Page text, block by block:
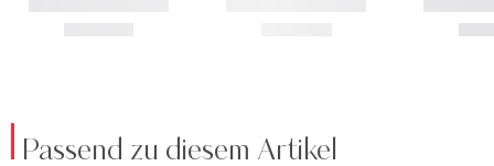
Passend zu diesem Artikel